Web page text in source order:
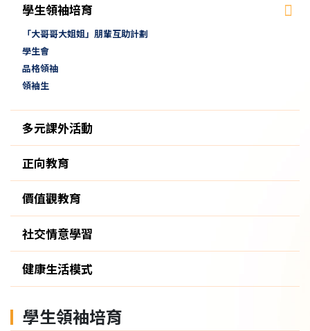
學生領袖培育
「大哥哥大姐姐」朋輩互助計劃
學生會
品格領䄂
領袖生
多元課外活動
正向教育
價值觀教育
社交情意學習
健康生活模式
學生領袖培育